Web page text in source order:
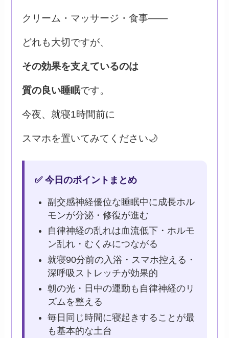
クリーム・マッサージ・食事——
どれも大切ですが、
その効果を支えているのは
質の良い睡眠です。
今夜、就寝1時間前に
スマホを置いてみてください🌙
✅ 今日のポイントまとめ
副交感神経優位な睡眠中に成長ホル
モンが分泌・修復が進む
自律神経の乱れは血流低下・ホルモ
ン乱れ・むくみにつながる
就寝90分前の入浴・スマホ控える・
深呼吸ストレッチが効果的
朝の光・日中の運動も自律神経のリ
ズムを整える
毎日同じ時間に寝起きすることが最
も基本的な土台